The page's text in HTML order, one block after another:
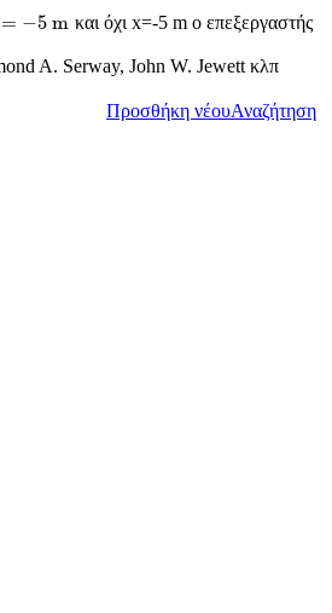
= −5 m
m και όχι x=-5 m ο επεξεργαστής
A. Serway, John W. Jewett κλπ
Προσθήκη νέουΑναζήτηση